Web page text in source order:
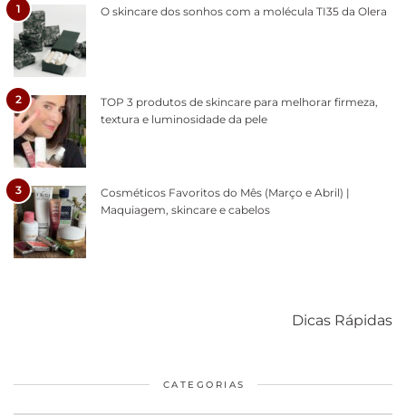
1 O skincare dos sonhos com a molécula TI35 da Olera
2
TOP 3 produtos de skincare para melhorar firmeza,
textura e luminosidade da pele
3
Cosméticos Favoritos do Mês (Março e Abril) |
Maquiagem, skincare e cabelos
Dicas Rápidas
diários
cabelos
CATEGORIAS